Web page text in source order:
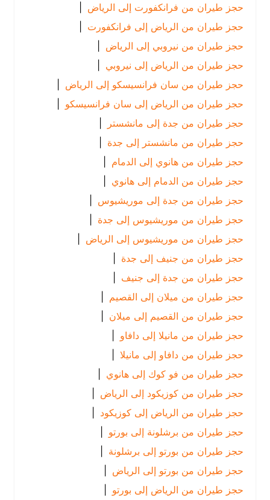
حجز طيران من فرانكفورت إلى الرياض
|
حجز طيران من الرياض إلى فرانكفورت |
حجز طيران من نيروبي إلى الرياض
|
حجز طيران من الرياض إلى نيروبي |
حجز طيران من سان فرانسيسكو إلى الرياض
|
حجز طيران من الرياض إلى سان فرانسيسكو |
حجز طيران من جدة إلى مانشستر |
حجز طيران من مانشستر إلى جدة
حجز طيران من هانوي إلى الدمام
|
حجز طيران من الدمام إلى هانوي
|
حجز طيران من جدة إلى موريشيوس |
حجز طيران من موريشيوس إلى جدة
حجز طيران من موريشيوس إلى الرياض
|
حجز طيران من جنيف إلى جدة
حجز طيران من جدة إلى جنيف |
حجز طيران من ميلان إلى القصيم |
حجز طيران من القصيم إلى ميلان |
حجز طيران من مانيلا إلى دافاو
|
حجز طيران من دافاو إلى مانيلا |
حجز طيران من فو كوك إلى هانوي
|
حجز طيران من كوزيكود إلى الرياض
|
حجز طيران من الرياض إلى كوزيكود
|
حجز طيران من برشلونة إلى بورتو
|
حجز طيران من بورتو إلى برشلونة
|
حجز طيران من بورتو إلى الرياض
|
حجز طيران من الرياض إلى بورتو
|